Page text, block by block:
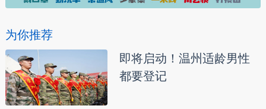
为你推荐
即将启动！温州适龄男性
都要登记